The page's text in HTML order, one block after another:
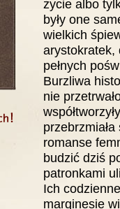
życie albo
były one
wielkich
arystokratek,
pełnych
Burzliwa
nie
romanse
budzić dziś
patronkami
Ich
marginesie